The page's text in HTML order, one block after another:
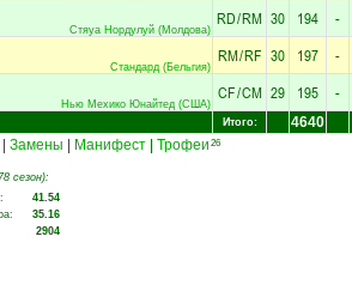
Стяуа Нордулуй (Молдова)
RD/RM 30 194 -
Стандард (Бельгия)
RM/RF 30 197 -
Нью Мехико Юнайтед (США)
CF/CM 29 195 -
Итого:
4640
Замены Манифест Трофеи 26
сезон):
41.54
35.16
2904